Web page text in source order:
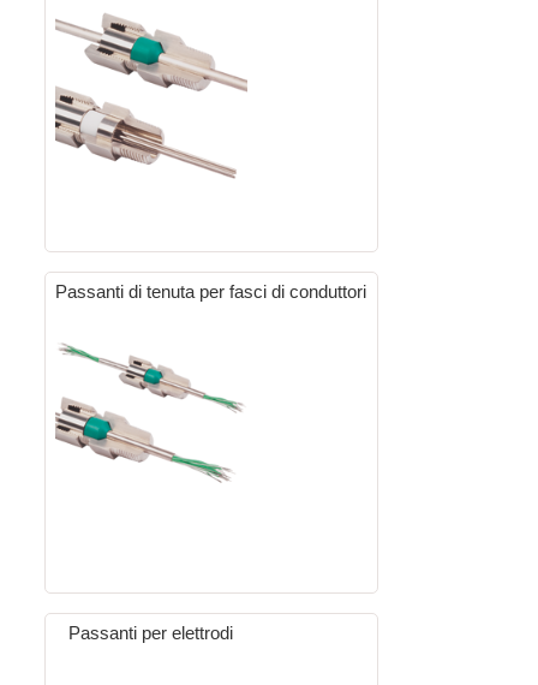
Passanti di tenuta per fasci di conduttori
Passanti per elettrodi